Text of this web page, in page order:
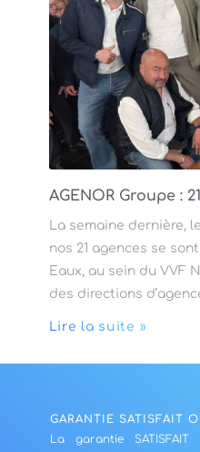
AGENOR Groupe :
La semaine dernière,
nos 21 agences se
Eaux, au sein du VVF
des directions
Lire la suite »
GARANTIE SATISFAIT
La garantie SATISFAIT